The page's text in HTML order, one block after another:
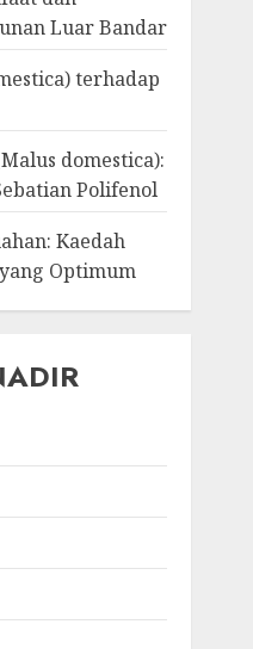
Luar Bandar
terhadap
domestica):
Polifenol
Kaedah
Optimum